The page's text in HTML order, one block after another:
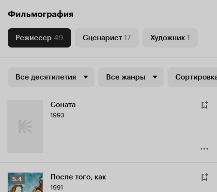
Фильмография
Режиссер 49 Сценарист 17 Художник 1
Все десятилетия Все жанры
Соната
1993
Рейтинг
Кинопоиска
5.4 После того, как
1991